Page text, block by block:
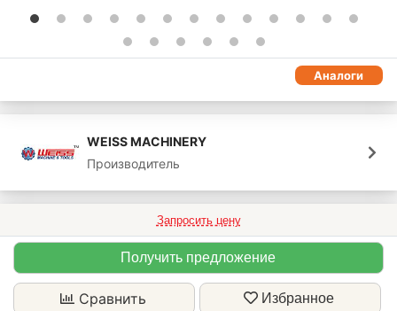
Аналоги
WEISS MACHINERY
Производитель
Запросить цену
Получить предложение
Сравнить Избранное